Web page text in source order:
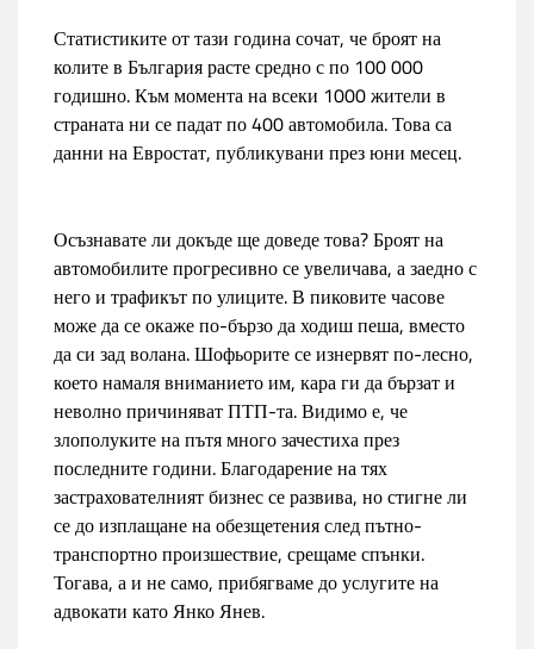
Статистиките от тази година сочат, че броят на
колите в България расте средно с по 100 000
годишно. Към момента на всеки 1000 жители в
страната ни се падат по 400 автомобила. Това са
данни на Евростат, публикувани през юни месец.
Осъзнавате ли докъде ще доведе това? Броят на
автомобилите прогресивно се увеличава, а заедно с
него и трафикът по улиците. В пиковите часове
може да се окаже по-бързо да ходиш пеша, вместо
да си зад волана. Шофьорите се изнервят по-лесно,
което намаля вниманието им, кара ги да бързат и
неволно причиняват ПТП-та. Видимо е, че
злополуките на пътя много зачестиха през
последните години. Благодарение на тях
застрахователният бизнес се развива, но стигне ли
се до изплащане на обезщетения след пътно-
транспортно произшествие, срещаме спънки.
Тогава, а и не само, прибягваме до услугите на
адвокати като Янко Янев.